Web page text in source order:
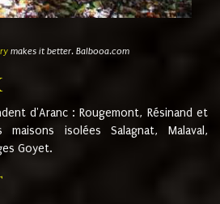
makes it better. Balbooa.com
d'Aranc : Rougemont, Résinand et
isolées Salagnat, Malaval,
Goyet.